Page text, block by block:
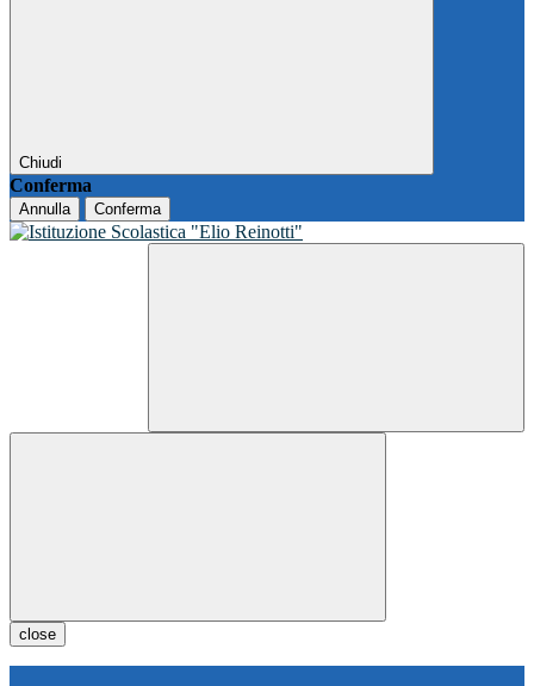
Chiudi
Conferma
Annulla Conferma
close